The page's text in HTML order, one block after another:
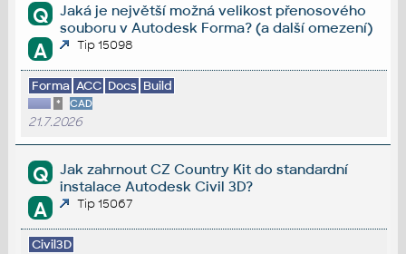
Q
Jaká je největší možná velikost přenosového
souboru v Autodesk Forma? (a další omezení)
A Tip 15098
Forma ACC Docs Build
* CAD
21.7.2026
Q
Jak zahrnout CZ Country Kit do standardní
instalace Autodesk Civil 3D?
A Tip 15067
Civil3D